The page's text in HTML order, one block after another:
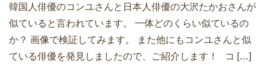
韓国人俳優のコンユさんと日本人俳優の大沢たかおさんが
似ていると言われています。 一体どのくらい似ているの
か？ 画像で検証してみます。 また他にもコンユさんと似
ている俳優を発見しましたので、ご紹介します！ コ […]